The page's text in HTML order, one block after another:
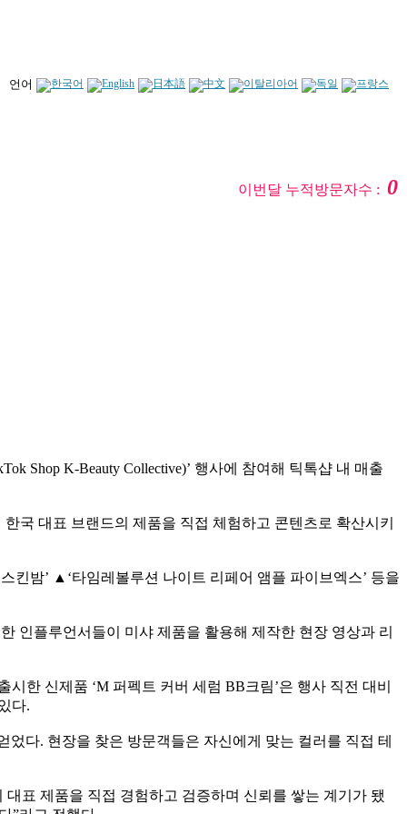
언어
이번달 누적방문자수 :0
Shop K-Beauty Collective)’ 행사에 참여해 틱톡샵 내 매출
국 대표 브랜드의 제품을 직접 체험하고 콘텐츠로 확산시키
밤’ ▲‘타임레볼루션 나이트 리페어 앰플 파이브엑스’ 등을
인플루언서들이 미샤 제품을 활용해 제작한 현장 영상과 리
한 신제품 ‘M 퍼펙트 커버 세럼 BB크림’은 행사 직전 대비
다.
다. 현장을 찾은 방문객들은 자신에게 맞는 컬러를 직접 테
표 제품을 직접 경험하고 검증하며 신뢰를 쌓는 계기가 됐